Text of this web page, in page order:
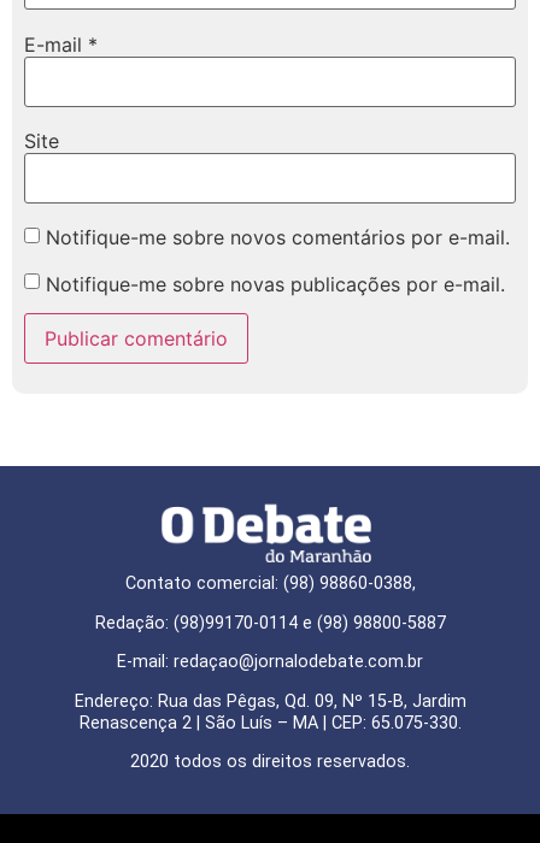
E-mail *
Site
Notifique-me sobre novos comentários por e-mail.
Notifique-me sobre novas publicações por e-mail.
Contato comercial: (98) 98860-0388,
Redação: (98)99170-0114 e (98) 98800-5887
E-mail: redaçao@jornalodebate.com.br
Endereço: Rua das Pêgas, Qd. 09, Nº 15-B, Jardim
Renascença 2 | São Luís – MA | CEP: 65.075-330.
2020 todos os direitos reservados.